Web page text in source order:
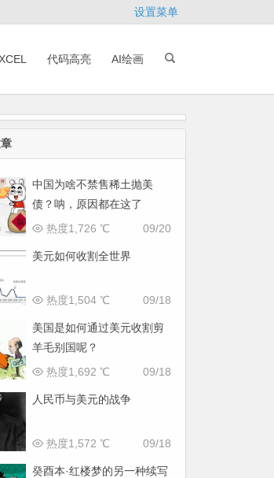
设置菜单
代码高亮 AI绘画
中国为啥不禁售稀土抛美
债？呐，原因都在这了
09/20
热度1,726 ℃
美元如何收割全世界
09/18
热度1,504 ℃
美国是如何通过美元收割剪
羊毛别国呢？
09/18
热度1,692 ℃
人民币与美元的战争
09/18
热度1,572 ℃
癸酉本·红楼梦的另一种续写